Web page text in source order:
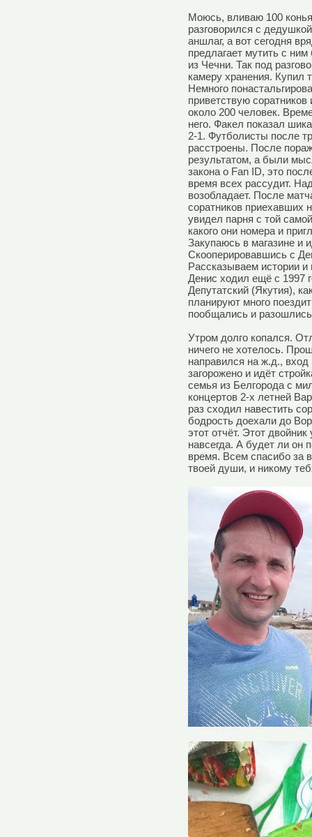
Моюсь, вливаю 100
разговорился с
аншлаг, а вот сегодня
предлагает мутить с
из Чечни. Так под
камеру хранения. Купил
Немного
приветствую
около 200 человек.
него. Факел показал
2-1. Футболисты после
расстроены. После
результатом, а были
закона о Fan ID, это
время всех рассудит.
возобладает. После
соратников приехавших
увидел парня с той
какого они номера и
Закупаюсь в магазине и
Скооперировавшись с
Рассказываем истории
Денис ходил ещё с 1997
Депутатский (Якутия),
планируют много
пообщались и
Утром долго копался.
ничего не хотелось.
направился на ж.д., вход
загорожено и идёт
семья из Белгорода с
концертов 2-х летней
раз сходил навестить
бодрость доехали до
этот отчёт. Этот
навсегда. А будет ли он
время. Всем спасибо за
твоей души, и никому